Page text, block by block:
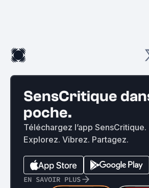
SensCritique
poche.
Téléchargez l’app SensCritique.
Explorez. Vibrez. Partagez.
EN SAVOIR PLUS